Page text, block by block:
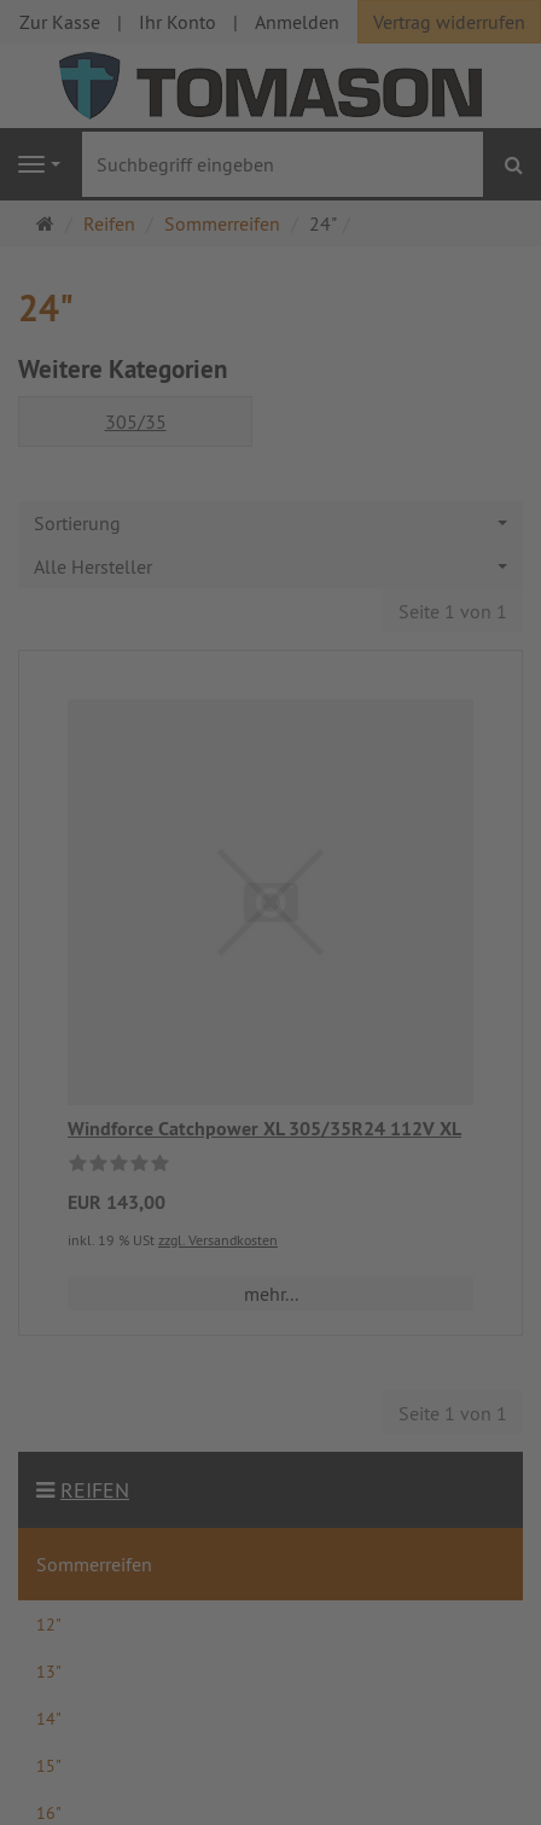
Vertrag widerrufen
Zur Kasse Ihr Konto Anmelden
Navigation
Startseite
Reifen Sommerreifen 24"
24"
Weitere Kategorien
305/35
Sortierung
Alle Hersteller
Seite 1 von 1
Windforce Catchpower XL 305/35R24 112V XL
EUR 143,00
inkl. 19 % USt zzgl. Versandkosten
mehr...
Seite 1 von 1
REIFEN
Sommerreifen
12"
13"
14"
15"
16"